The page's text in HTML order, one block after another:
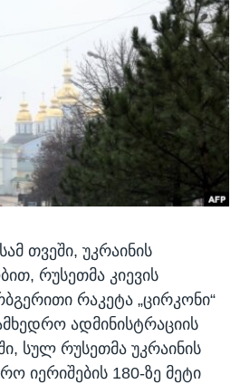
თვეში, უკრაინის
რუსეთმა კიევის
რაკეტა „ცირკონი“
ადმინისტრაციის
სულ რუსეთმა უკრაინის
იერიშების 180-ზე მეტი